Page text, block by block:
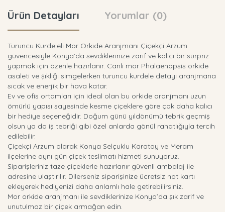
Ürün Detayları Yorumlar (0)
Turuncu Kurdeleli Mor Orkide Aranjmanı Çiçekçi Arzum
güvencesiyle Konya’da sevdiklerinize zarif ve kalıcı bir sürpriz
yapmak için özenle hazırlanır. Canlı mor Phalaenopsis orkide
asaleti ve şıklığı simgelerken turuncu kurdele detayı aranjmana
sıcak ve enerjik bir hava katar.
Ev ve ofis ortamları için ideal olan bu orkide aranjmanı uzun
ömürlü yapısı sayesinde kesme çiçeklere göre çok daha kalıcı
bir hediye seçeneğidir. Doğum günü yıldönümü tebrik geçmiş
olsun ya da iş tebriği gibi özel anlarda gönül rahatlığıyla tercih
edilebilir.
Çiçekçi Arzum olarak Konya Selçuklu Karatay ve Meram
ilçelerine aynı gün çiçek teslimatı hizmeti sunuyoruz.
Siparişleriniz taze çiçeklerle hazırlanır güvenli ambalaj ile
adresine ulaştırılır. Dilerseniz siparişinize ücretsiz not kartı
ekleyerek hediyenizi daha anlamlı hale getirebilirsiniz.
Mor orkide aranjmanı ile sevdiklerinize Konya’da şık zarif ve
unutulmaz bir çiçek armağan edin.